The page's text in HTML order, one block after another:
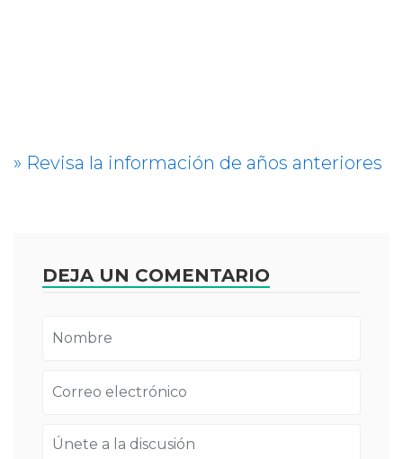
» Revisa la información de años anteriores
DEJA UN COMENTARIO